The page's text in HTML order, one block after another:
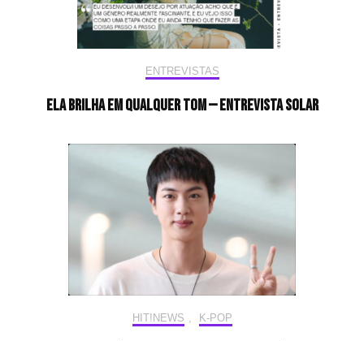
ENTREVISTAS
Ela brilha em qualquer tom — Entrevista Solar
HIT!NEWS K-POP